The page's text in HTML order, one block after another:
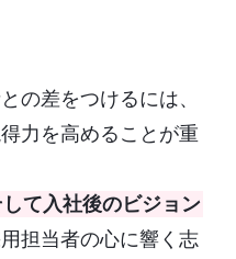
の差をつけるには、
力を高めることが重
て入社後のビジョン
担当者の心に響く志